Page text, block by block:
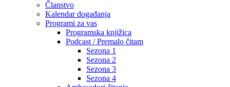
Članstvo
Kalendar događanja
Programi za vas
Programska knjižica
Podcast / Premalo čitam
Sezona 1
Sezona 2
Sezona 3
Sezona 4